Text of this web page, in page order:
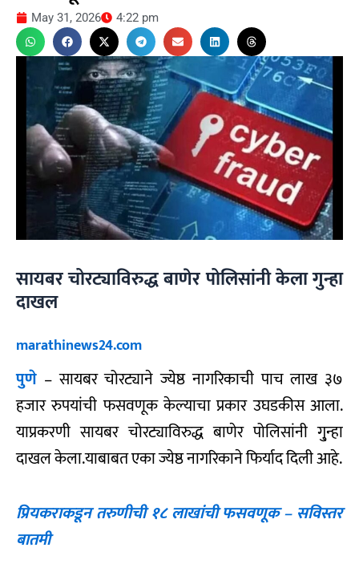
May 31, 2026 4:22 pm
सायबर चोरट्याविरुद्ध बाणेर पोलिसांनी केला गुन्हा
दाखल
marathinews24.com
पुणे – सायबर चोरट्याने ज्येष्ठ नागरिकाची पाच लाख ३७
हजार रुपयांची फसवणूक केल्याचा प्रकार उघडकीस आला.
याप्रकरणी सायबर चोरट्याविरुद्ध बाणेर पोलिसांनी गु्न्हा
दाखल केला.याबाबत एका ज्येष्ठ नागरिकाने फिर्याद दिली आहे.
प्रियकराकडून तरुणीची १८ लाखांची फसवणूक – सविस्तर
बातमी